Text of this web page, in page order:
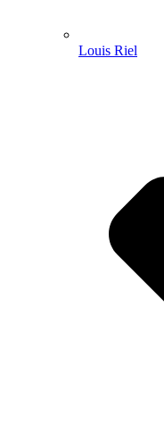
Louis Riel